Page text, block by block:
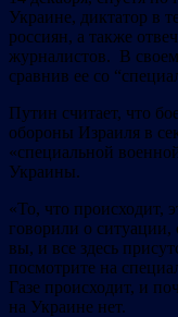
Украине, диктатор в
россиян, а также
журналистов. В
сравнив ее со
Путин считает, что
обороны Израиля в
«специальной
Украины.
«То, что происходит,
говорили о
вы, и все здесь
посмотрите на
Газе происходит, и
на Украине нет.